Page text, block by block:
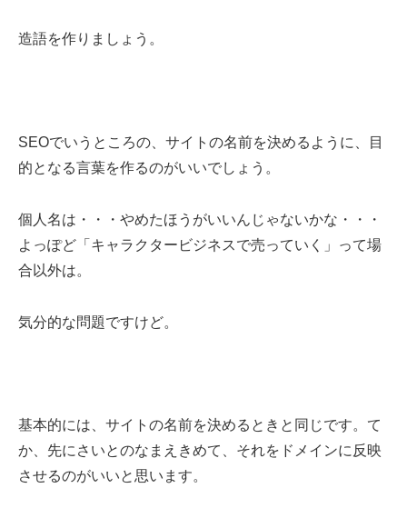
造語を作りましょう。
SEOでいうところの、サイトの名前を決めるように、目
的となる言葉を作るのがいいでしょう。
個人名は・・・やめたほうがいいんじゃないかな・・・
よっぽど「キャラクタービジネスで売っていく」って場
合以外は。
気分的な問題ですけど。
基本的には、サイトの名前を決めるときと同じです。て
か、先にさいとのなまえきめて、それをドメインに反映
させるのがいいと思います。